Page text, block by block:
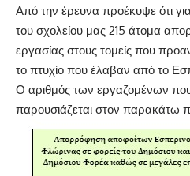
Από την έρευνα προέκυψε ότι
του σχολείου μας 215 άτομα
εργασίας στους τομείς που
το πτυχίο που έλαβαν από το
Ο αριθμός των εργαζομένων
παρουσιάζεται στον παρακάτω